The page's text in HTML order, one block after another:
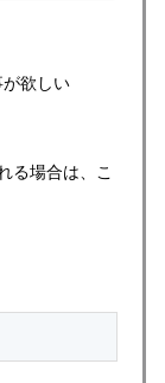
欲しい
る場合は、こ